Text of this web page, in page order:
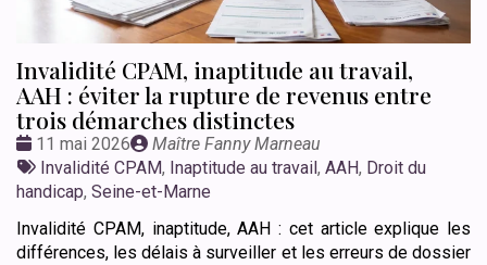
Invalidité CPAM, inaptitude au travail,
AAH : éviter la rupture de revenus entre
trois démarches distinctes
Date
:
11 mai 2026
Publié
par
Maître Fanny Marneau
Tags
:
Invalidité CPAM, Inaptitude au travail, AAH, Droit du
handicap, Seine-et-Marne
Invalidité CPAM, inaptitude, AAH : cet article explique les
différences, les délais à surveiller et les erreurs de dossier